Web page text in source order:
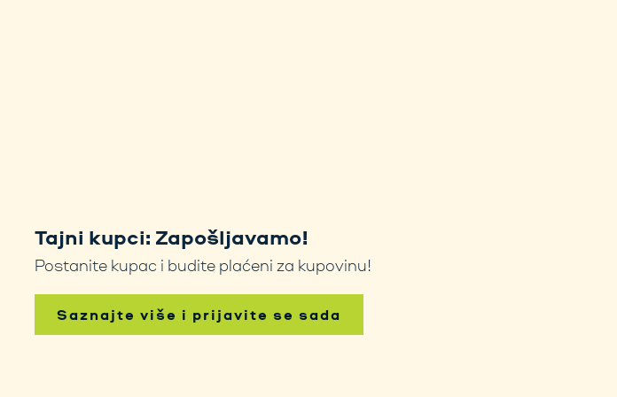
Tajni kupci: Zapošljavamo!
Postanite kupac i budite plaćeni za kupovinu!
Saznajte više i prijavite se sada